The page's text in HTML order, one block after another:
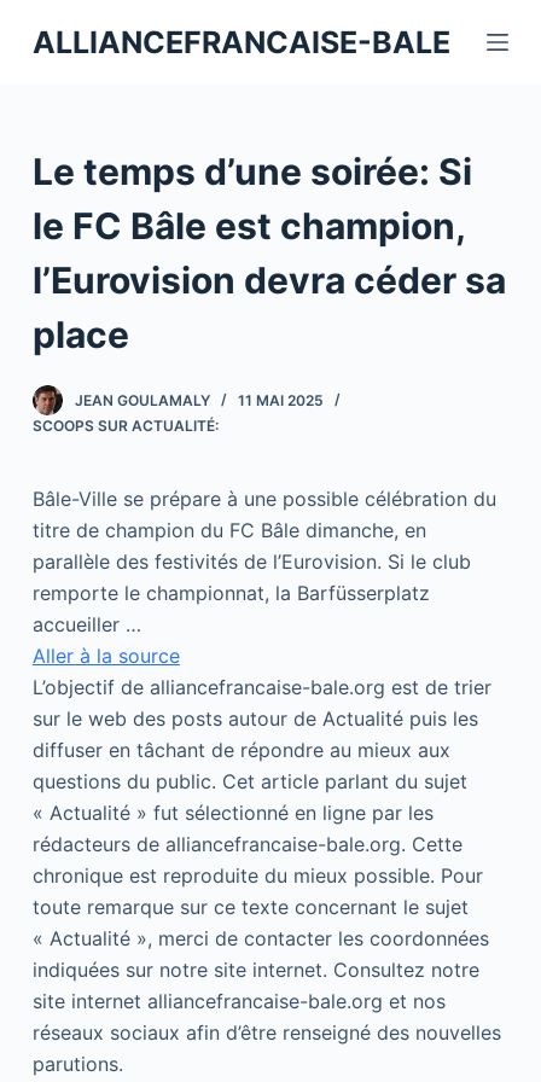
a
e
a
e
n
ALLIANCEFRANCAISE-BALE
Le temps d’une soirée: Si
le FC Bâle est champion,
l’Eurovision devra céder sa
place
JEAN GOULAMALY
11 MAI 2025
SCOOPS SUR ACTUALITÉ:
Bâle-Ville se prépare à une possible célébration du
titre de champion du FC Bâle dimanche, en
parallèle des festivités de l’Eurovision. Si le club
remporte le championnat, la Barfüsserplatz
accueiller …
Aller à la source
L’objectif de alliancefrancaise-bale.org est de trier
sur le web des posts autour de Actualité puis les
diffuser en tâchant de répondre au mieux aux
questions du public. Cet article parlant du sujet
« Actualité » fut sélectionné en ligne par les
rédacteurs de alliancefrancaise-bale.org. Cette
chronique est reproduite du mieux possible. Pour
toute remarque sur ce texte concernant le sujet
« Actualité », merci de contacter les coordonnées
indiquées sur notre site internet. Consultez notre
site internet alliancefrancaise-bale.org et nos
réseaux sociaux afin d’être renseigné des nouvelles
parutions.